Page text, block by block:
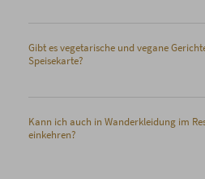
Gibt es vegetarische und vegane
Speisekarte?
Kann ich auch in Wanderkleidung im
einkehren?